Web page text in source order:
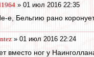
» 01 июл 2016 22:35
е, Бельгию рано
» 01 июл 2016 22:24
вместо ног у